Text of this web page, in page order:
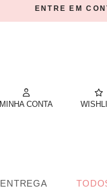
OS PRODUTOS
ENTRE EM
MINHA CONTA